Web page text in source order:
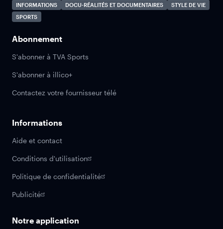
INFORMATIONS
DOCU-RÉALITÉS ET DOCUMENTAIRES
STYLE DE VIE
SPORTS
Abonnement
S'abonner à TVA Sports
S'abonner à illico+
Contactez votre fournisseur télé
Informations
Aide et contact
Conditions d'utilisation
Politique de confidentialité
Publicité
Notre application